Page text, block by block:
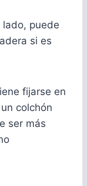
puede
si es
fijarse en
colchón
ser más